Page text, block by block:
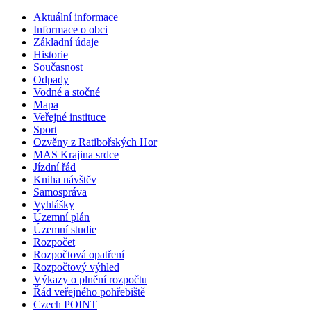
Aktuální informace
Informace o obci
Základní údaje
Historie
Současnost
Odpady
Vodné a stočné
Mapa
Veřejné instituce
Sport
Ozvěny z Ratibořských Hor
MAS Krajina srdce
Jízdní řád
Kniha návštěv
Samospráva
Vyhlášky
Územní plán
Územní studie
Rozpočet
Rozpočtová opatření
Rozpočtový výhled
Výkazy o plnění rozpočtu
Řád veřejného pohřebiště
Czech POINT